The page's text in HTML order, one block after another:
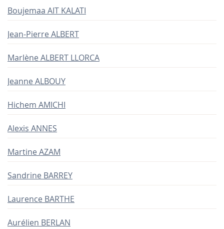
Boujemaa AIT KALATI
Jean-Pierre ALBERT
Marlène ALBERT LLORCA
Jeanne ALBOUY
Hichem AMICHI
Alexis ANNES
Martine AZAM
Sandrine BARREY
Laurence BARTHE
Aurélien BERLAN